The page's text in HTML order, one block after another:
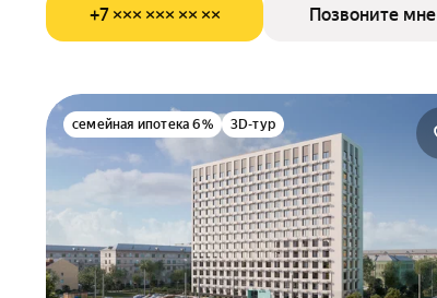
+7 ××× ××× ×× ×× Позвоните мне
семейная ипотека 6% 3D-тур